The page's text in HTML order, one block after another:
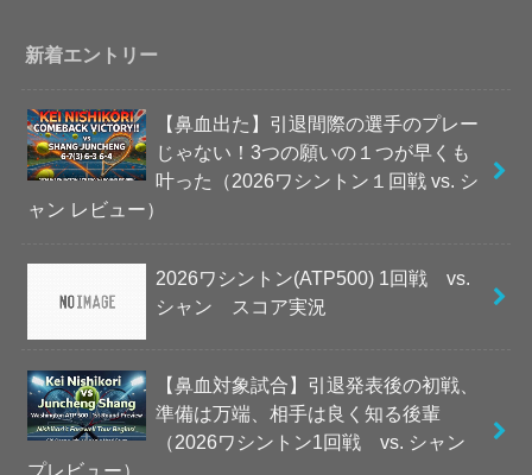
新着エントリー
【鼻血出た】引退間際の選手のプレー
じゃない！3つの願いの１つが早くも
叶った（2026ワシントン１回戦 vs. シ
ャン レビュー）
2026ワシントン(ATP500) 1回戦 vs.
シャン スコア実況
【鼻血対象試合】引退発表後の初戦、
準備は万端、相手は良く知る後輩
（2026ワシントン1回戦 vs. シャン
プレビュー）